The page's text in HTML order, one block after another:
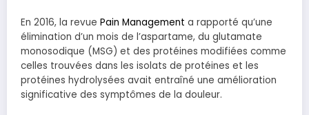
En 2016, la revue Pain Management a rapporté qu’une
élimination d’un mois de l’aspartame, du glutamate
monosodique (MSG) et des protéines modifiées comme
celles trouvées dans les isolats de protéines et les
protéines hydrolysées avait entraîné une amélioration
significative des symptômes de la douleur.